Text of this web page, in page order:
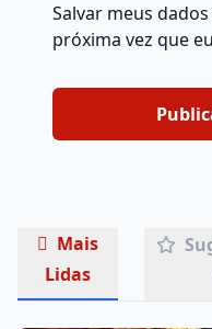
Salvar meus
próxima vez que
Mais
Lidas